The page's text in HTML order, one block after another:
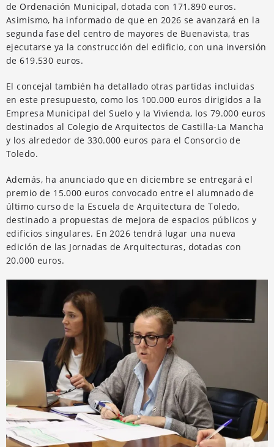
de Ordenación Municipal, dotada con 171.890 euros.
Asimismo, ha informado de que en 2026 se avanzará en la
segunda fase del centro de mayores de Buenavista, tras
ejecutarse ya la construcción del edificio, con una inversión
de 619.530 euros.
El concejal también ha detallado otras partidas incluidas
en este presupuesto, como los 100.000 euros dirigidos a la
Empresa Municipal del Suelo y la Vivienda, los 79.000 euros
destinados al Colegio de Arquitectos de Castilla-La Mancha
y los alrededor de 330.000 euros para el Consorcio de
Toledo.
Además, ha anunciado que en diciembre se entregará el
premio de 15.000 euros convocado entre el alumnado de
último curso de la Escuela de Arquitectura de Toledo,
destinado a propuestas de mejora de espacios públicos y
edificios singulares. En 2026 tendrá lugar una nueva
edición de las Jornadas de Arquitecturas, dotadas con
20.000 euros.